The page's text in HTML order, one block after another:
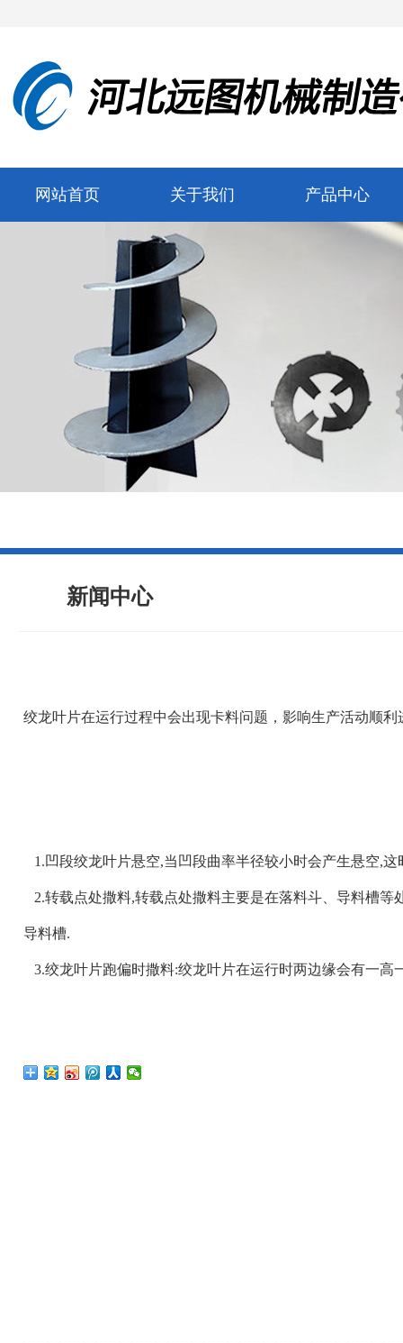
网站首页 关于我们 产品中心
新闻中心
绞龙叶片在运行过程中会出现卡料问题，影响生产活动顺
1.凹段绞龙叶片悬空,当凹段曲率半径较小时会产生悬空,
2.转载点处撒料,转载点处撒料主要是在落料斗、导料槽
导料槽.
3.绞龙叶片跑偏时撒料:绞龙叶片在运行时两边缘会有一高